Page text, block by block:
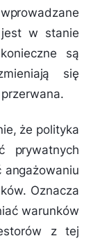
w stanie
są
się
że polityka
prywatnych
angażowaniu
Oznacza
warunków
z tej